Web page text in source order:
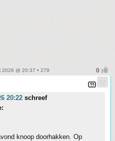
2026 @ 20:37 • 279
20:22 schreef
knoop doorhakken. Op